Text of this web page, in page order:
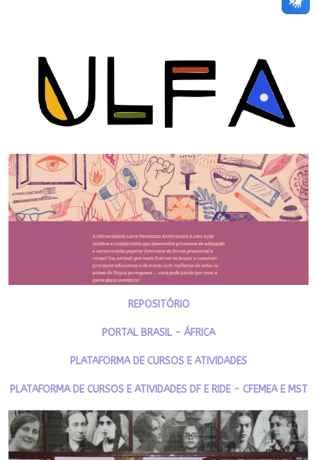
REPOSITÓRIO
PORTAL BRASIL - ÁFRICA
PLATAFORMA DE CURSOS E ATIVIDADES
PLATAFORMA DE CURSOS E ATIVIDADES DF E RIDE - CFEMEA E MST